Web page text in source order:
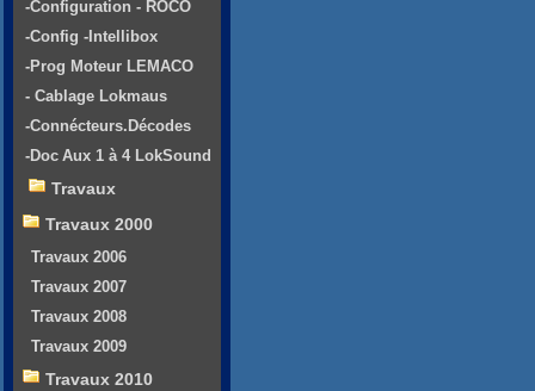
-Configuration - ROCO
-Config -Intellibox
-Prog Moteur LEMACO
- Cablage Lokmaus
-Connécteurs.Décodes
-Doc Aux 1 à 4 LokSound
Travaux
Travaux 2000
Travaux 2006
Travaux 2007
Travaux 2008
Travaux 2009
Travaux 2010